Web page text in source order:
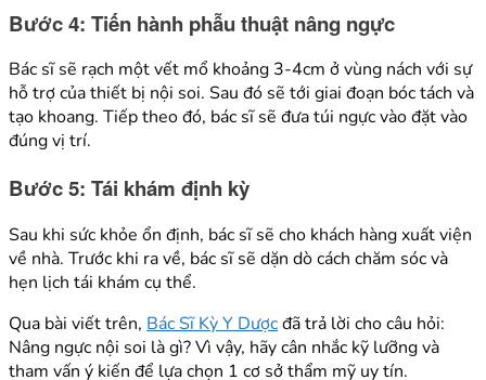
Bước 4: Tiến hành phẫu thuật nâng ngực
Bác sĩ sẽ rạch một vết mổ khoảng 3-4cm ở vùng nách với sự
hỗ trợ của thiết bị nội soi. Sau đó sẽ tới giai đoạn bóc tách và
tạo khoang. Tiếp theo đó, bác sĩ sẽ đưa túi ngực vào đặt vào
đúng vị trí.
Bước 5: Tái khám định kỳ
Sau khi sức khỏe ổn định, bác sĩ sẽ cho khách hàng xuất viện
về nhà. Trước khi ra về, bác sĩ sẽ dặn dò cách chăm sóc và
hẹn lịch tái khám cụ thể.
Qua bài viết trên, Bác Sĩ Kỳ Y Dượcđã trả lời cho câu hỏi:
Nâng ngực nội soi là gì? Vì vậy, hãy cân nhắc kỹ lưỡng và
tham vấn ý kiến để lựa chọn 1 cơ sở thẩm mỹ uy tín.